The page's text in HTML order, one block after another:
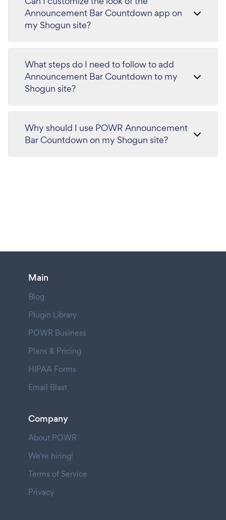
Announcement Bar Countdown app on
my Shogun site?
What steps do I need to follow to add
Announcement Bar Countdown to my
Shogun site?
Why should I use POWR Announcement
Bar Countdown on my Shogun site?
Main
Blog
Plugin Library
POWR Business
Plans & Pricing
HIPAA Forms
Email Blast
Company
About POWR
We're hiring!
Terms of Service
Privacy